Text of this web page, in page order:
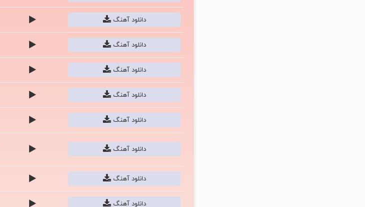
دانلود آهنگ
دانلود آهنگ
دانلود آهنگ
دانلود آهنگ
دانلود آهنگ
دانلود آهنگ
دانلود آهنگ
دانلود آهنگ